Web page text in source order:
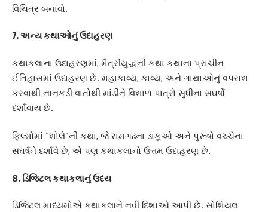
વિચિત્ર બનાવો.
7.અન્ય કથાઓનું ઉદાહરણ
કથાકલાના ઉદાહરણમાં, મૈત્રીયુદ્ધની કથા કથાના પ્રાચીન
ઈતિહાસમાં ઉદાહરણ છે. મહાકાવ્ય, કાવ્ય, અને ગાથાઓનું વપરાશ
કરવાથી નાનકડી વાતોથી માંડીને વિશાળ પાત્રો સુધીના સંઘર્ષો
દર્શાવાય છે.
ફિલ્મોમાં “શોલે”ની કથા, જે રામગઢના ડાકૂઓ અને પુરૂષો વચ્ચેના
સંઘર્ષને દર્શાવે છે, એ પણ કથાકલાનો ઉત્તમ ઉદાહરણ છે.
8. ડિજિટલ કથાકલાનું ઉદય
ડિજિટલ માધ્યમોએ કથાકલાને નવી દિશાઓ આપી છે. સોશિયલ